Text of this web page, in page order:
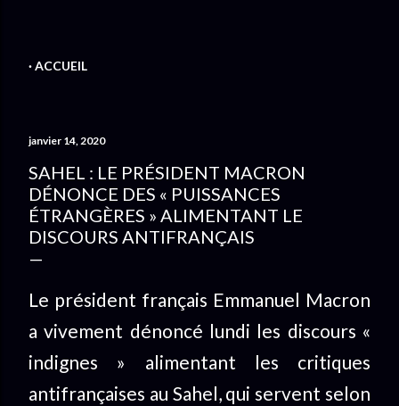
ACCUEIL
janvier 14, 2020
SAHEL : LE PRÉSIDENT MACRON
DÉNONCE DES « PUISSANCES
ÉTRANGÈRES » ALIMENTANT LE
DISCOURS ANTIFRANÇAIS
Le président français Emmanuel Macron
a vivement dénoncé lundi les discours «
indignes » alimentant les critiques
antifrançaises au Sahel, qui servent selon